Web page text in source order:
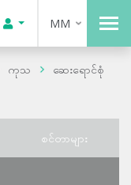
MM
ကုသ
ဆေးရောင်စုံ
စင်တာများ